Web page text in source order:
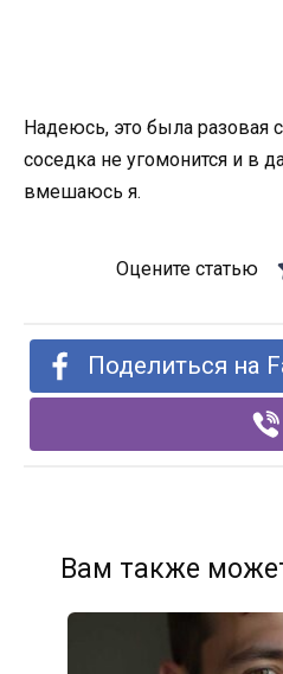
Надеюсь, это была разовая
соседка не ​​угомонится и в
вмешаюсь я.
Оцените статью
Поделиться на
Вам также